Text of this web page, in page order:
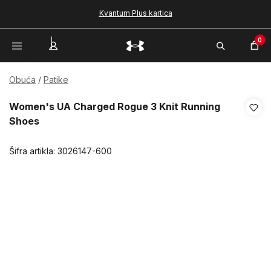
Kvantum Plus kartica
0
Obuća Patike
Women's UA Charged Rogue 3 Knit Running
Shoes
Šifra artikla: 3026147-600